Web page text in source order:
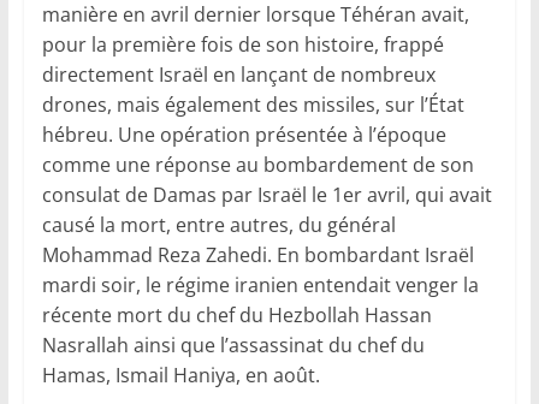
manière en avril dernier lorsque Téhéran avait,
pour la première fois de son histoire, frappé
directement Israël en lançant de nombreux
drones, mais également des missiles, sur l’État
hébreu. Une opération présentée à l’époque
comme une réponse au bombardement de son
consulat de Damas par Israël le 1er avril, qui avait
causé la mort, entre autres, du général
Mohammad Reza Zahedi. En bombardant Israël
mardi soir, le régime iranien entendait venger la
récente mort du chef du Hezbollah Hassan
Nasrallah ainsi que l’assassinat du chef du
Hamas, Ismail Haniya, en août.